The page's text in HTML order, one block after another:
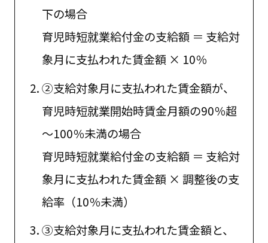
下の場合
育児時短就業給付金の支給額 ＝ 支給対
象月に支払われた賃金額 × 10％
②支給対象月に支払われた賃金額が、
育児時短就業開始時賃金月額の90％超
～100％未満の場合
育児時短就業給付金の支給額 ＝ 支給対
象月に支払われた賃金額 × 調整後の支
給率（10％未満）
③支給対象月に支払われた賃金額と、